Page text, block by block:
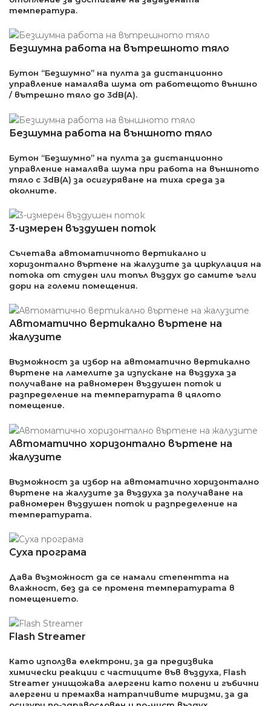
температура.
Безшумна работа на вътрешното тяло
Бутон “Безшумно” на пулта за дистанционно
управление намалява шума от работещото външно
/ вътрешно тяло до 3dB(A).
Безшумна работа на външното тяло
Бутон “Безшумно” на пулта за дистанционно
управление намалява шума при работа на външното
тяло с 3dB(A) за осигуряване на тиха среда за
околните.
3-измерен въздушен поток
Съчетава автоматичното вертикално и
хоризонтално въртене на жалузите за циркулация на
потока от студен или топъл въздух до самите ъгли
дори на големи помещения.
Автоматично вертикално въртене на
жалузите
Възможност за избор на автоматично вертикално
въртене на ламелите за изпускане на въздуха за
получаване на равномерен въздушен поток и
разпределение на температурата в цялото
помещение.
Автоматично хоризонтално въртене на
жалузите
Възможност за избор на автоматично хоризонтално
въртене на жалузите за въздуха за получаване на
равномерен въздушен поток и разпределение на
температурата.
Суха програма
Дава възможност да се намали степентта на
влажност, без да се променя температурата в
помещението.
Flash Streamer
Като използва електрони, за да предизвика
химически реакции с частиците във въздуха, Flash
Streamer унищожава алергени като полени и гъбични
алергени и премахва натрапчивите миризми, за да